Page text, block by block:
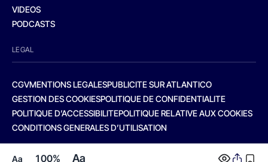
Aa 100% Aa
VIDEOS
PODCASTS
LEGAL
CGVMENTIONS LEGALESPUBLICITE SUR ATLANTICO
GESTION DES COOKIESPOLITIQUE DE CONFIDENTIALITE
POLITIQUE D’ACCESSIBILITEPOLITIQUE RELATIVE AUX COOKIES
CONDITIONS GENERALES D’UTILISATION